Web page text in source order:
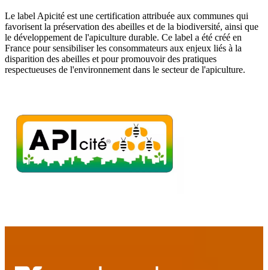
Le label Apicité est une certification attribuée aux communes qui
favorisent la préservation des abeilles et de la biodiversité, ainsi que
le développement de l'apiculture durable. Ce label a été créé en
France pour sensibiliser les consommateurs aux enjeux liés à la
disparition des abeilles et pour promouvoir des pratiques
respectueuses de l'environnement dans le secteur de l'apiculture.